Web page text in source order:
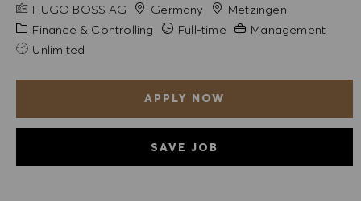
COMPANY NAME
HUGO BOSS AG Germany CityMetzingen
Category
Finance & Controlling Full-time Experience Required
Management
Unlimited
APPLY NOW
SAVE JOB